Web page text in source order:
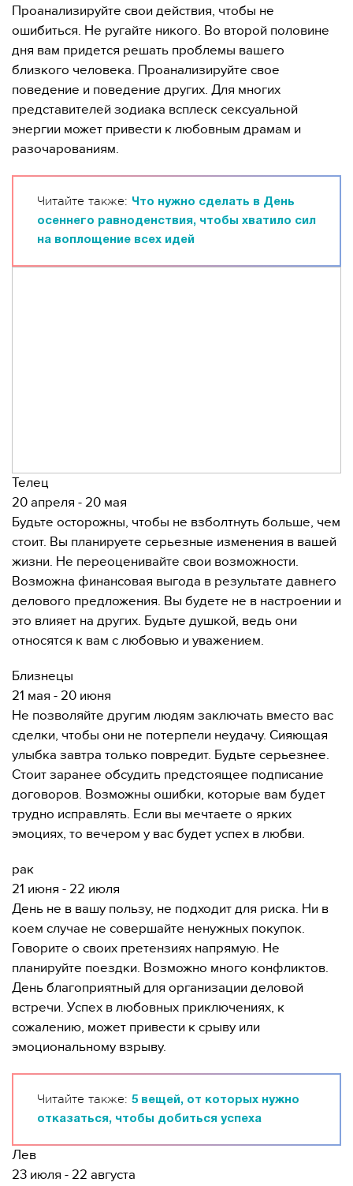
Проанализируйте свои действия, чтобы не
ошибиться. Не ругайте никого. Во второй половине
дня вам придется решать проблемы вашего
близкого человека. Проанализируйте свое
поведение и поведение других. Для многих
представителей зодиака всплеск сексуальной
энергии может привести к любовным драмам и
разочарованиям.
Читайте также: Что нужно сделать в День
осеннего равноденствия, чтобы хватило сил
на воплощение всех идей
Телец
20 апреля - 20 мая
Будьте осторожны, чтобы не взболтнуть больше, чем
стоит. Вы планируете серьезные изменения в вашей
жизни. Не переоценивайте свои возможности.
Возможна финансовая выгода в результате давнего
делового предложения. Вы будете не в настроении и
это влияет на других. Будьте душкой, ведь они
относятся к вам с любовью и уважением.
Близнецы
21 мая - 20 июня
Не позволяйте другим людям заключать вместо вас
сделки, чтобы они не потерпели неудачу. Сияющая
улыбка завтра только повредит. Будьте серьезнее.
Стоит заранее обсудить предстоящее подписание
договоров. Возможны ошибки, которые вам будет
трудно исправлять. Если вы мечтаете о ярких
эмоциях, то вечером у вас будет успех в любви.
рак
21 июня - 22 июля
День не в вашу пользу, не подходит для риска. Ни в
коем случае не совершайте ненужных покупок.
Говорите о своих претензиях напрямую. Не
планируйте поездки. Возможно много конфликтов.
День благоприятный для организации деловой
встречи. Успех в любовных приключениях, к
сожалению, может привести к срыву или
эмоциональному взрыву.
Читайте также: 5 вещей, от которых нужно
отказаться, чтобы добиться успеха
Лев
23 июля - 22 августа